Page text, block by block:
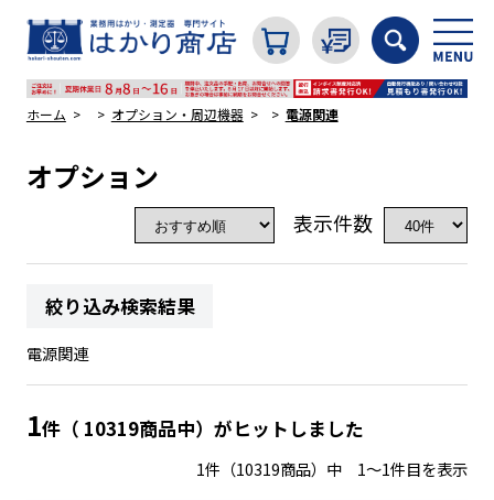
カテゴリから探す
ホーム オプション・周辺機器 電源関連
オプション
表示件数
絞り込み検索結果
電源関連
1件（ 10319商品中）がヒットしました
1件（10319商品）中 1～1件目を表示